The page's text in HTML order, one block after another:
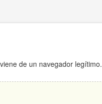
de un navegador legítimo.